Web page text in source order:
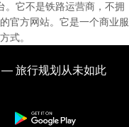
。它不是铁路运营商，不拥
官方网站。它是一个商业服
式。
— 旅行规划从未如此